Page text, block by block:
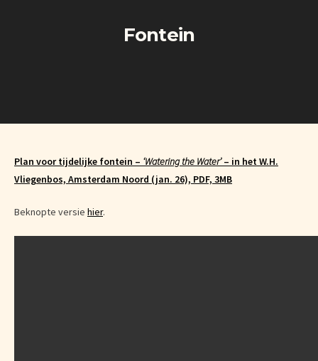
Fontein
Plan voor tijdelijke fontein – ‘Watering the Water’– in het W.H.
Vliegenbos, Amsterdam Noord (jan. 26), PDF, 3MB
Beknopte versie hier.